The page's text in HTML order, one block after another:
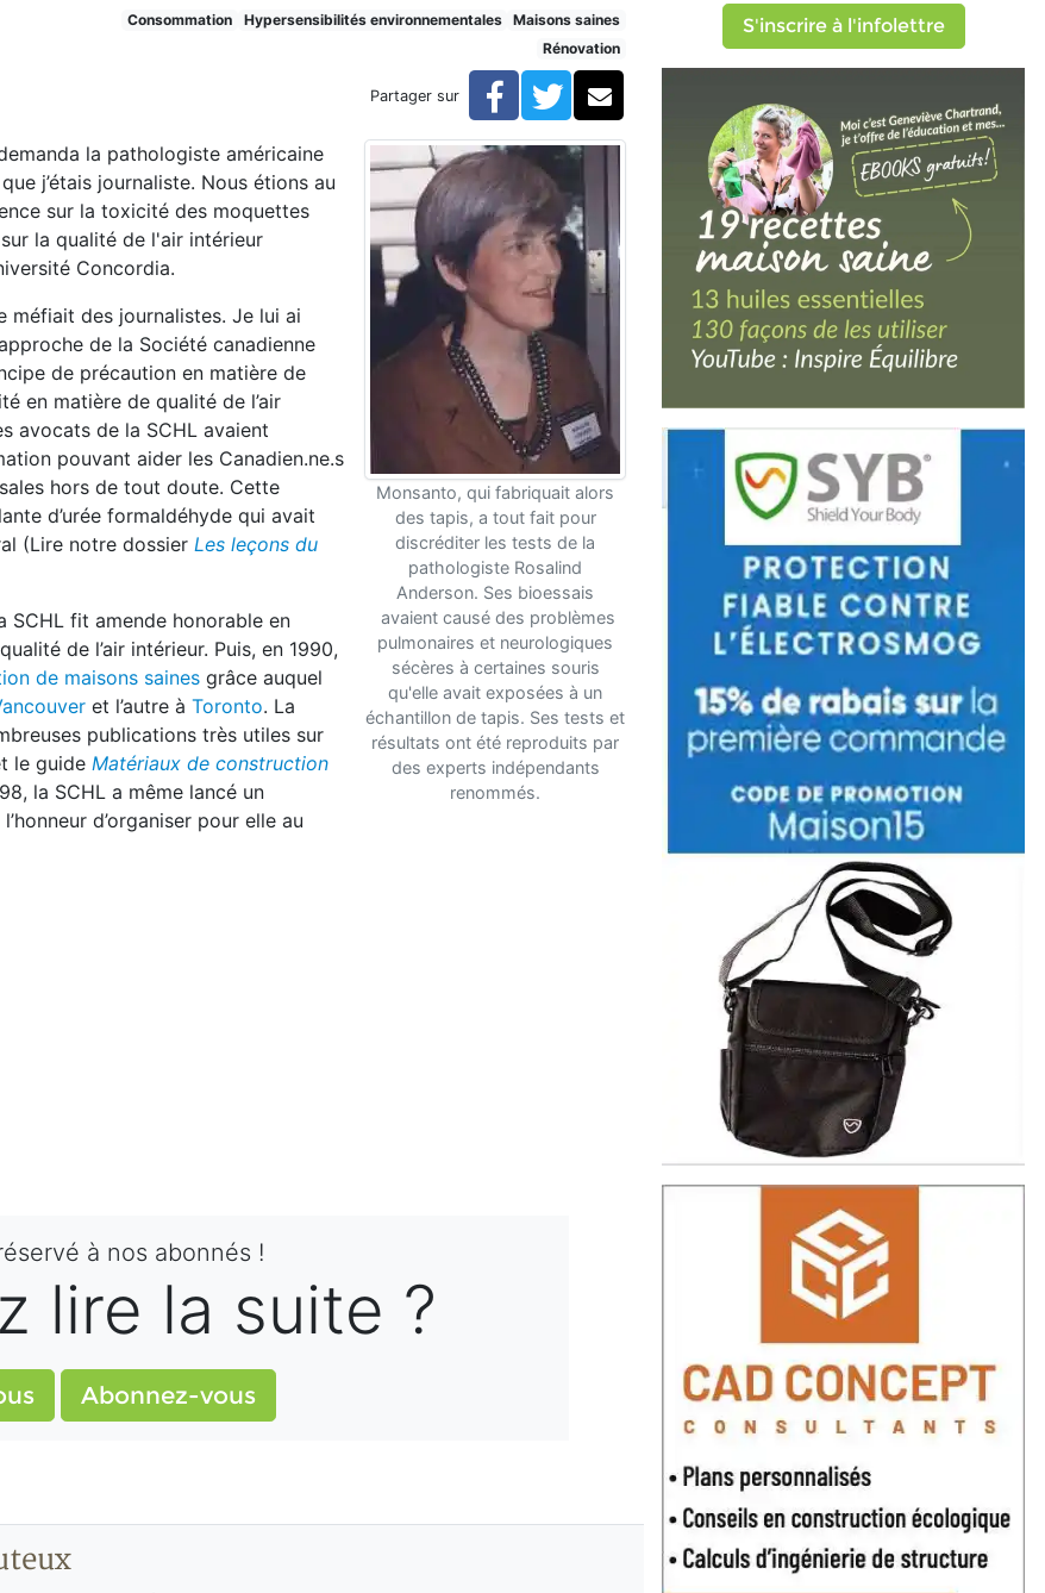
réglée (réservé)
Consommation Hypersensibilités environnementales
Maisons saines
Rénovation
Partager sur Facebook
TwitterCourriel
Monsanto, qui fabriquait alors
des tapis, a tout fait pour
discréditer les tests de la
pathologiste Rosalind
Anderson. Ses bioessais
avaient causé des problèmes
pulmonaires et neurologiques
sécères à certaines souris
qu'elle avait exposées à un
échantillon de tapis. Ses tests et
résultats ont été reproduits par
des experts indépendants
renommés.
la pathologiste américaine
j’étais journaliste. Nous étions au
sur la toxicité des moquettes
la qualité de l'air intérieur
Concordia.
méfiait des journalistes. Je lui ai
de la Société canadienne
de précaution en matière de
en matière de qualité de l’air
avocats de la SCHL avaient
pouvant aider les Canadien.ne.s
hors de tout doute. Cette
d’urée formaldéhyde qui avait
(Lire notre dossier Les leçons du
SCHL fit amende honorable en
de l’air intérieur. Puis, en 1990,
de maisons saines grâce auquel
et l’autre à Toronto. La
publications très utiles sur
le guide Matériaux de construction
la SCHL a même lancé un
l’honneur d’organiser pour elle au
à nos abonnés !
lire la suite ?
Abonnez-vous
S'inscrire à l'infolettre